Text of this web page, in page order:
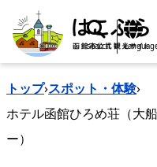
search
トップ›スポット・体験›
ホテル函館ひろめ荘（大
ー）